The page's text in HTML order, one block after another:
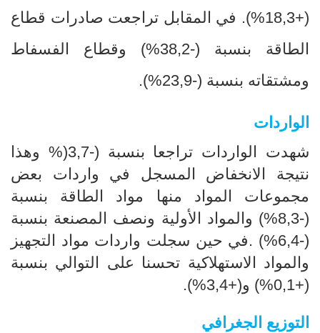
(+18,3
%
). في المقابل تراجعت صادرات قطاع
الطاقة بنسبة (-38,2
%) وقطاع الفسفاط
ومشتقاته بنسبة (-23,9
%
).
الواردات
شهدت الواردات تراجعا بنسبة (-3,7
(% وهذا
نتيجة الانخفاض المسجل في واردات بعض
مجموعات المواد منها مواد الطاقة بنسبة
(-8,3%) والمواد الأولية ونصف المصنعة بنسبة
(-6,4%) .في حين سجلت واردات مواد التجهيز
والمواد الاستهلاكية تحسنا على التوالي بنسبة
(+0,1%) و(+3,4%).
التوزيع الجغرافي